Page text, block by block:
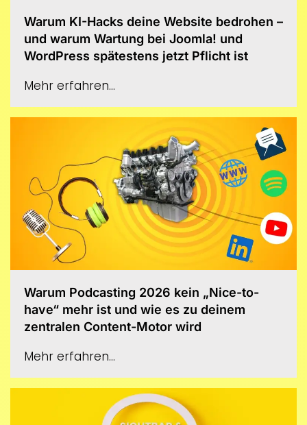
Warum KI-Hacks deine Website bedrohen –
und warum Wartung bei Joomla! und
WordPress spätestens jetzt Pflicht ist
Mehr erfahren...
Warum Podcasting 2026 kein „Nice-to-
have“ mehr ist und wie es zu deinem
zentralen Content-Motor wird
Mehr erfahren...